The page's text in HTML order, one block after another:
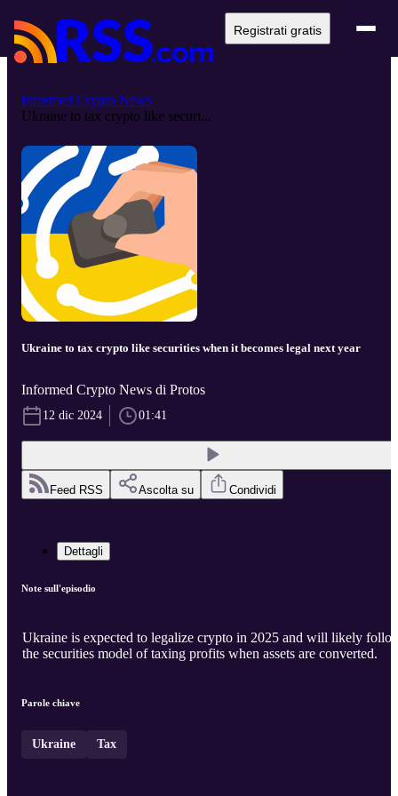
Registrati gratis
Informed Crypto News
Ukraine to tax crypto like securi...
Ukraine to tax crypto like securities when it becomes legal next year
Informed Crypto News di Protos
12 dic 2024 01:41
Feed RSS Ascolta su Condividi
Dettagli
Note sull'episodio
Ukraine is expected to legalize crypto in 2025 and will likely
the securities model of taxing profits when assets are converted.
Parole chiave
Ukraine Tax